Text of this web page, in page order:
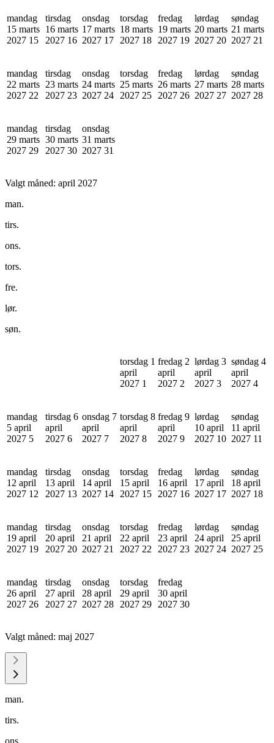
mandag
15 marts
2027 15
tirsdag
16 marts
2027 16
onsdag
17 marts
2027 17
torsdag
18 marts
2027 18
fredag
19 marts
2027 19
lørdag
20 marts
2027 20
søndag
21 marts
2027 21
mandag
22 marts
2027 22
tirsdag
23 marts
2027 23
onsdag
24 marts
2027 24
torsdag
25 marts
2027 25
fredag
26 marts
2027 26
lørdag
27 marts
2027 27
søndag
28 marts
2027 28
mandag
29 marts
2027 29
tirsdag
30 marts
2027 30
onsdag
31 marts
2027 31
Valgt måned: april 2027
man.
tirs.
ons.
tors.
fre.
lør.
søn.
torsdag 1
april
2027 1
fredag 2
april
2027 2
lørdag 3
april
2027 3
søndag 4
april
2027 4
mandag
5 april
2027 5
tirsdag 6
april
2027 6
onsdag 7
april
2027 7
torsdag 8
april
2027 8
fredag 9
april
2027 9
lørdag
10 april
2027 10
søndag
11 april
2027 11
mandag
12 april
2027 12
tirsdag
13 april
2027 13
onsdag
14 april
2027 14
torsdag
15 april
2027 15
fredag
16 april
2027 16
lørdag
17 april
2027 17
søndag
18 april
2027 18
mandag
19 april
2027 19
tirsdag
20 april
2027 20
onsdag
21 april
2027 21
torsdag
22 april
2027 22
fredag
23 april
2027 23
lørdag
24 april
2027 24
søndag
25 april
2027 25
mandag
26 april
2027 26
tirsdag
27 april
2027 27
onsdag
28 april
2027 28
torsdag
29 april
2027 29
fredag
30 april
2027 30
Valgt måned: maj 2027
man.
tirs.
ons.